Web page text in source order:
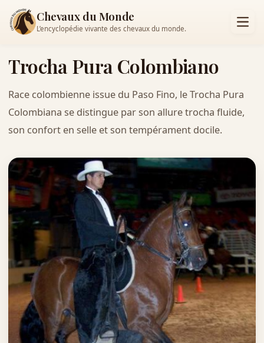
Chevaux du Monde
L’encyclopédie vivante des chevaux du monde.
Trocha Pura Colombiano
Race colombienne issue du Paso Fino, le Trocha Pura
Colombiana se distingue par son allure trocha fluide,
son confort en selle et son tempérament docile.